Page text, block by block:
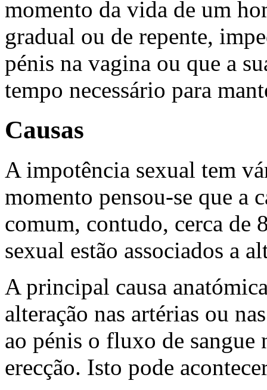
momento da vida de um
gradual ou de repente,
pénis na vagina ou que a
tempo necessário para
Causas
A impotência sexual tem
momento pensou-se que a
comum, contudo, cerca de
sexual estão associados a
A principal causa
alteração nas artérias ou
ao pénis o fluxo de sangue
erecção. Isto pode